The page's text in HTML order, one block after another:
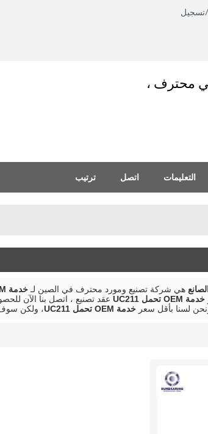
/تسجيل
محترف ،
التعليمات اتصل ترتيب
هي شركة تصنيع ومورد محترف في الصين لـ خدمة OEM تحمل UC211
خدمة OEM تحمل UC211 عقد تصنيع ، اتصل بنا الآن
لسنا بأقل سعر خدمة OEM تحمل UC211 ، ولكن